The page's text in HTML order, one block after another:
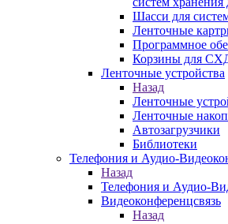
Шасси для
Ленточные
Программное
Корзины для
Ленточные устройства
Назад
Ленточные
Ленточные
Автозагрузчики
Библиотеки
Телефония и Аудио-
Назад
Телефония и Аудио-
Видеоконференцсвязь
Назад